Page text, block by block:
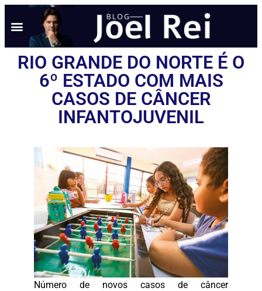
RIO GRANDE DO NORTE É O
6º ESTADO COM MAIS
CASOS DE CÂNCER
INFANTOJUVENIL
Número de novos casos de câncer